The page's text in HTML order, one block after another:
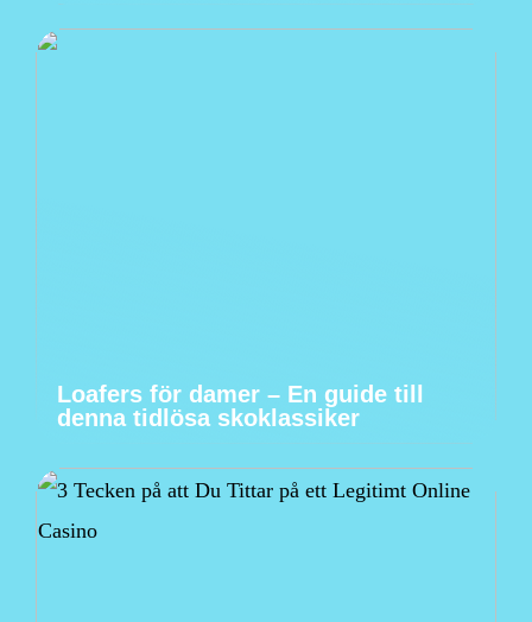
Loafers för damer – En guide till
denna tidlösa skoklassiker